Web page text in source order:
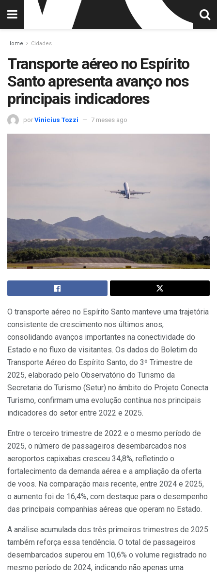
Home Cidades
Transporte aéreo no Espírito
Santo apresenta avanço nos
principais indicadores
por Vinicius Tozzi 7 meses ago
O transporte aéreo no Espírito Santo manteve uma trajetória
consistente de crescimento nos últimos anos,
consolidando avanços importantes na conectividade do
Estado e no fluxo de visitantes. Os dados do Boletim do
Transporte Aéreo do Espírito Santo, do 3º Trimestre de
2025, elaborado pelo Observatório do Turismo da
Secretaria do Turismo (Setur) no âmbito do Projeto Conecta
Turismo, confirmam uma evolução contínua nos principais
indicadores do setor entre 2022 e 2025.
Entre o terceiro trimestre de 2022 e o mesmo período de
2025, o número de passageiros desembarcados nos
aeroportos capixabas cresceu 34,8%, refletindo o
fortalecimento da demanda aérea e a ampliação da oferta
de voos. Na comparação mais recente, entre 2024 e 2025,
o aumento foi de 16,4%, com destaque para o desempenho
das principais companhias aéreas que operam no Estado.
A análise acumulada dos três primeiros trimestres de 2025
também reforça essa tendência. O total de passageiros
desembarcados superou em 10,6% o volume registrado no
mesmo período de 2024, indicando não apenas uma